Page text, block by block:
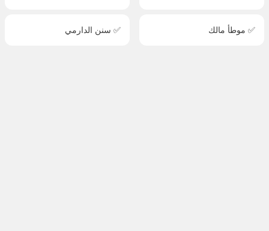
✅ موطأ مالك ✅ سنن الدارمي